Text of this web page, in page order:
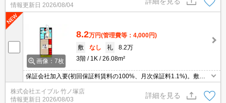
情報更新日 2026/08/04
画像：7枚
8.2万円(管理費等：4,000円)
敷
なし 礼
8.2万
3階
1K 26.08m²
保証会社加入要(初回保証料賃料の100%、月次保証料1.1%)。敷金
なし。初期費用がおさえられる物件。TVインターホン付き。浴室乾
燥機付。宅配ボックスあり。駐輪場有。オススメ物件。
株式会社エイブル 竹ノ塚店
情報更新日 2026/08/03
詳細を見る